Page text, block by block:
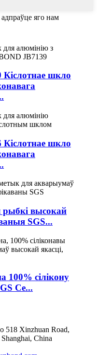
яго нам
шкло
шкло
рыбкі высокай
SGS...
100% сілікону
Ce...
518 Xinzhuan Road,
China